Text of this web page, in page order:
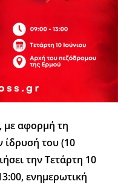
με αφορμή τη
του (10
την Τετάρτη 10
ενημερωτική